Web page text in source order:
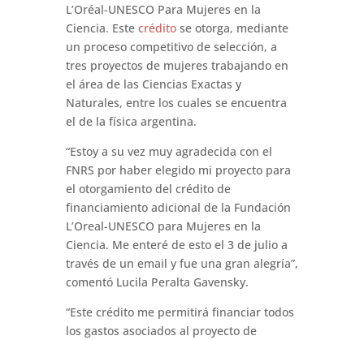
L’Oréal-UNESCO Para Mujeres en la
Ciencia. Este crédito se otorga, mediante
un proceso competitivo de selección, a
tres proyectos de mujeres trabajando en
el área de las Ciencias Exactas y
Naturales, entre los cuales se encuentra
el de la física argentina.
“Estoy a su vez muy agradecida con el
FNRS por haber elegido mi proyecto para
el otorgamiento del crédito de
financiamiento adicional de la Fundación
L’Oreal-UNESCO para Mujeres en la
Ciencia. Me enteré de esto el 3 de julio a
través de un email y fue una gran alegría”,
comentó Lucila Peralta Gavensky.
“Este crédito me permitirá financiar todos
los gastos asociados al proyecto de